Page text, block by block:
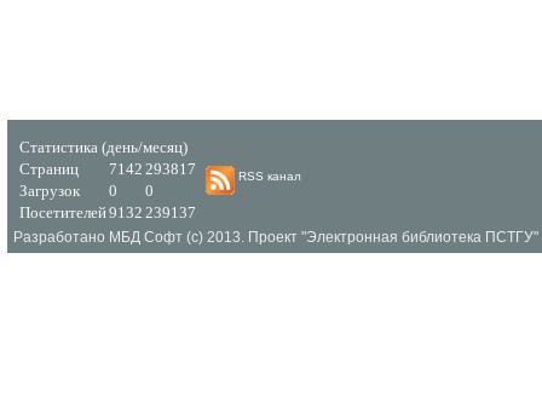
Статистика (день/месяц)
Страниц
7142 293817
Загрузок
0
0
Посетителей9132 239137
RSS канал
Разработано МБД Софт (c) 2013. Проект "Электронная библиотека